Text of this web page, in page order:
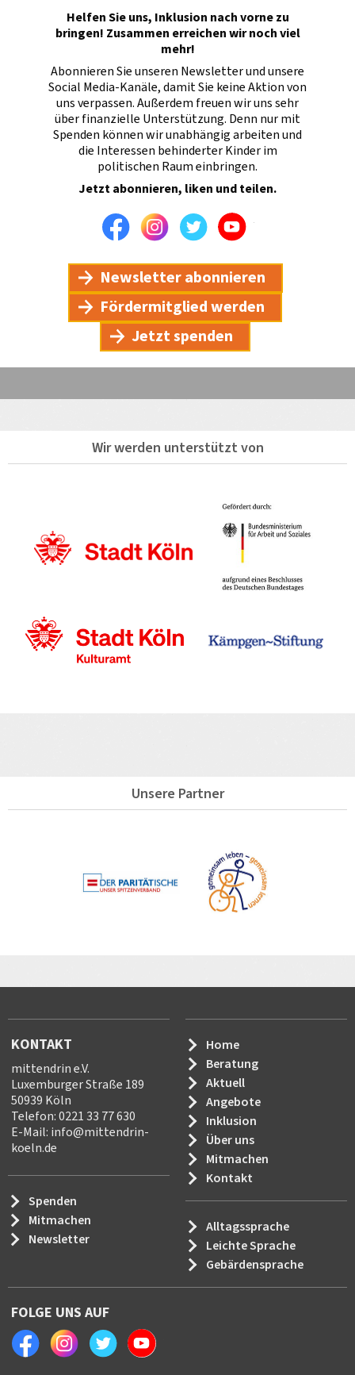
Helfen Sie uns, Inklusion nach vorne zu
bringen! Zusammen erreichen wir noch viel
mehr!
Abonnieren Sie unseren Newsletter und unsere
Social Media-Kanäle, damit Sie keine Aktion von
uns verpassen. Außerdem freuen wir uns sehr
über finanzielle Unterstützung. Denn nur mit
Spenden können wir unabhängig arbeiten und
die Interessen behinderter Kinder im
politischen Raum einbringen.
Jetzt abonnieren, liken und teilen.
FacebookInstagramTwitterYoutube
Newsletter abonnieren
Fördermitglied werden
Jetzt spenden
Wir werden unterstützt von
Unsere Partner
KONTAKT
mittendrin e.V.
Luxemburger Straße 189
50939 Köln
Telefon: 0221 33 77 630
E-Mail: info@mittendrin-
koeln.de
Spenden
Mitmachen
Newsletter
Home
Beratung
Aktuell
Angebote
Inklusion
Über uns
Mitmachen
Kontakt
Alltagssprache
Leichte Sprache
Gebärdensprache
FOLGE UNS AUF
FacebookInstagramTwitter